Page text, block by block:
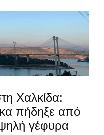
Χαλκίδα:
πήδηξε από
γέφυρα